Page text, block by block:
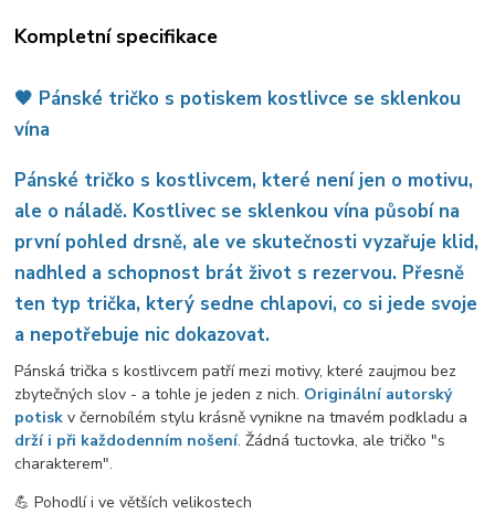
Kompletní specifikace
🖤 Pánské tričko s potiskem kostlivce se sklenkou
vína
Pánské tričko s kostlivcem, které není jen o motivu,
ale o náladě. Kostlivec se sklenkou vína působí na
první pohled drsně, ale ve skutečnosti vyzařuje klid,
nadhled a schopnost brát život s rezervou. Přesně
ten typ trička, který sedne chlapovi, co si jede svoje
a nepotřebuje nic dokazovat.
Pánská trička s kostlivcem patří mezi motivy, které zaujmou bez
zbytečných slov - a tohle je jeden z nich. Originální autorský
potisk v černobílém stylu krásně vynikne na tmavém podkladu a
drží i při každodenním nošení. Žádná tuctovka, ale tričko "s
charakterem".
💪 Pohodlí i ve větších velikostech